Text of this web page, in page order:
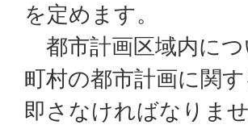
を定めます。
都市計画区域内に
町村の都市計画に関
即さなければなりませ